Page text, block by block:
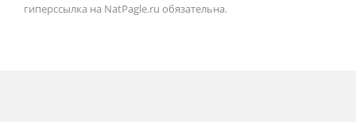
гиперссылка на NatPagle.ru обязательна.